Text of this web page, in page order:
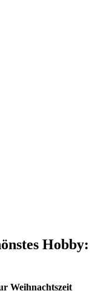
Hobby:
Weihnachtszeit